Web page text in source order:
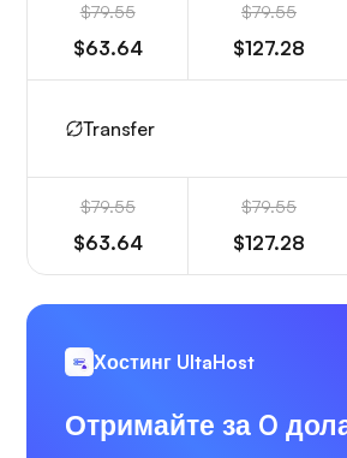
$79.55
$63.64
$79.55
$127.28
Transfer
$79.55
$63.64
$79.55
$127.28
Хостинг UltaHost
Отримайте за 0